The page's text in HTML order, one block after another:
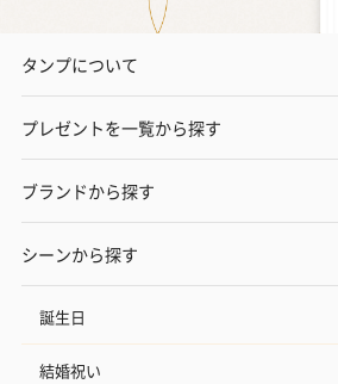
タンプについて
プレゼントを一覧から探す
ブランドから探す
シーンから探す
誕生日
結婚祝い